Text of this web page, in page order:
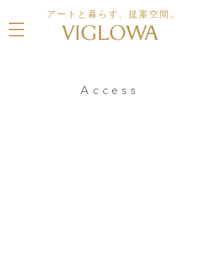
アートと暮らす、提案空間。
Access